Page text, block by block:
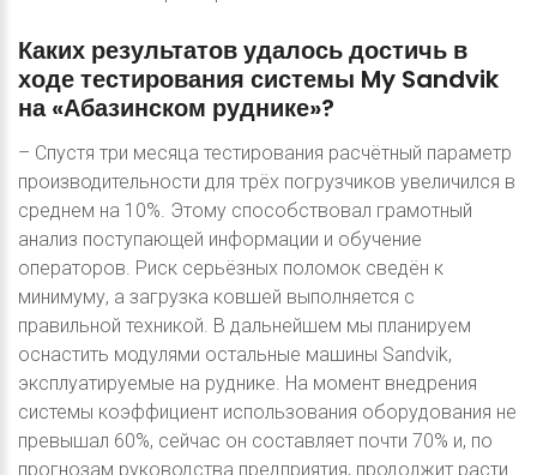
Каких результатовудалосьдостичь в
ходетестирования системы My Sandvik
на «Абазинском руднике»?
– Спустя три месяца тестирования расчётный параметр
производительности для трёх погрузчиков увеличился в
среднем на 10%. Этому способствовал грамотный
анализ поступающей информации и обучение
операторов. Риск серьёзных поломок сведён к
минимуму, а загрузка ковшей выполняется с
правильной техникой. В дальнейшем мы планируем
оснастить модулями остальные машины Sandvik,
эксплуатируемые на руднике. На момент внедрения
системы коэффициент использования оборудования не
превышал 60%, сейчас он составляет почти 70% и, по
прогнозам руководства предприятия, продолжит расти.